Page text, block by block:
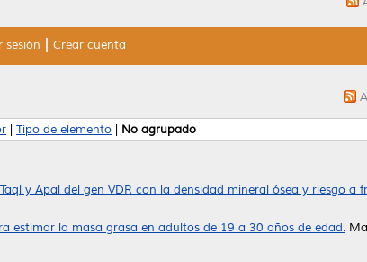
sesión Crear cuenta
Tipo de elemento No agrupado
y Apal del gen VDR con la densidad mineral ósea y riesgo a
estimar la masa grasa en adultos de 19 a 30 años de edad.